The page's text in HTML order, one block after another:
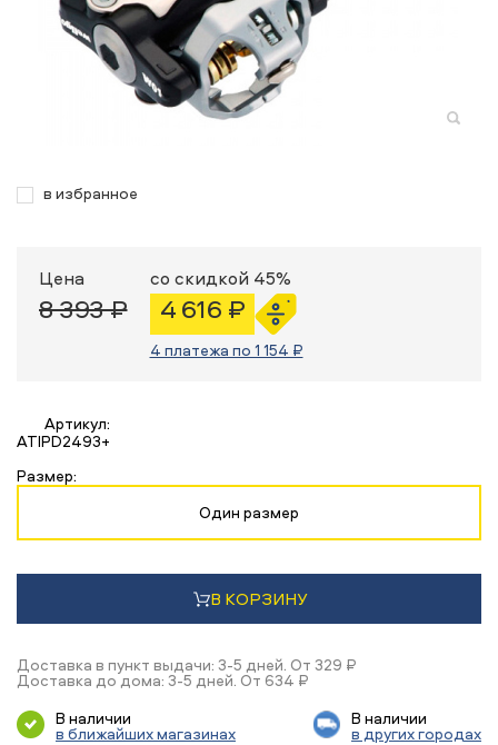
в избранное
Цена
8 393 ₽
со скидкой 45%
4 616 ₽
4 платежа по 1 154 ₽
Артикул:
ATIPD2493+
Размер:
Один размер
В КОРЗИНУ
Доставка в пункт выдачи: 3-5 дней. От 329 ₽
Доставка до дома: 3-5 дней. От 634 ₽
В наличии
в ближайших магазинах
В наличии
в других городах